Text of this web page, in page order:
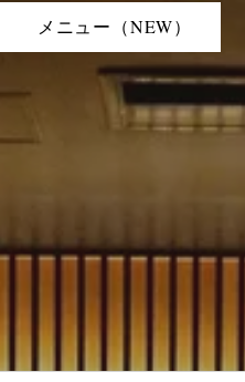
メニュー（NEW）